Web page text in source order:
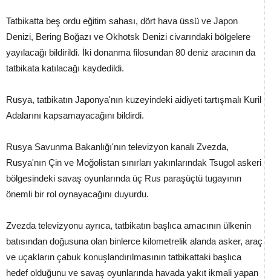
Tatbikatta beş ordu eğitim sahası, dört hava üssü ve Japon
Denizi, Bering Boğazı ve Okhotsk Denizi civarındaki bölgelere
yayılacağı bildirildi. İki donanma filosundan 80 deniz aracının da
tatbikata katılacağı kaydedildi.
Rusya, tatbikatın Japonya'nın kuzeyindeki aidiyeti tartışmalı Kuril
Adalarını kapsamayacağını bildirdi.
Rusya Savunma Bakanlığı'nın televizyon kanalı Zvezda,
Rusya'nın Çin ve Moğolistan sınırları yakınlarındak Tsugol askeri
bölgesindeki savaş oyunlarında üç Rus paraşüçtü tugayının
önemli bir rol oynayacağını duyurdu.
Zvezda televizyonu ayrıca, tatbikatın başlıca amacının ülkenin
batısından doğusuna olan binlerce kilometrelik alanda asker, araç
ve uçakların çabuk konuşlandırılmasının tatbikattaki başlıca
hedef olduğunu ve savaş oyunlarında havada yakıt ikmali yapan